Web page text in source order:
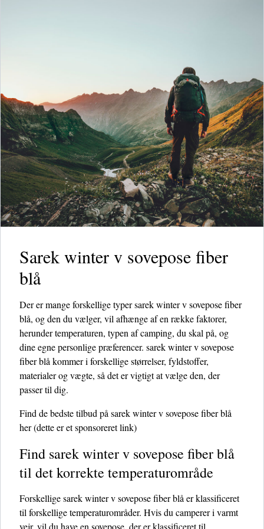
Sarek winter v sovepose fiber
blå
Der er mange forskellige typer sarek winter v sovepose fiber
blå, og den du vælger, vil afhænge af en række faktorer,
herunder temperaturen, typen af ​​camping, du skal på, og
dine egne personlige præferencer. sarek winter v sovepose
fiber blå kommer i forskellige størrelser, fyldstoffer,
materialer og vægte, så det er vigtigt at vælge den, der
passer til dig.
Find de bedste tilbud på sarek winter v sovepose fiber blå
her(dette er et sponsoreret link)
Find sarek winter v sovepose fiber blå
til det korrekte temperaturområde
Forskellige sarek winter v sovepose fiber blå er klassificeret
til forskellige temperaturområder. Hvis du camperer i varmt
vejr, vil du have en sovepose, der er klassificeret til